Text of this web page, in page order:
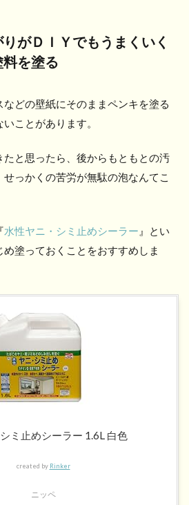
がＤＩＹでもうまくいく
を塗る
どの壁紙にそのままペンキを塗る
ことがあります。
たと思ったら、後からもともとの汚
っかくの苦労が無駄の泡なんてこ
水性ヤニ・シミ止めシーラー 』とい
塗っておくことをおすすめしま
ミ止めシーラー 1.6L 白色
created by Rinker
ニッペ